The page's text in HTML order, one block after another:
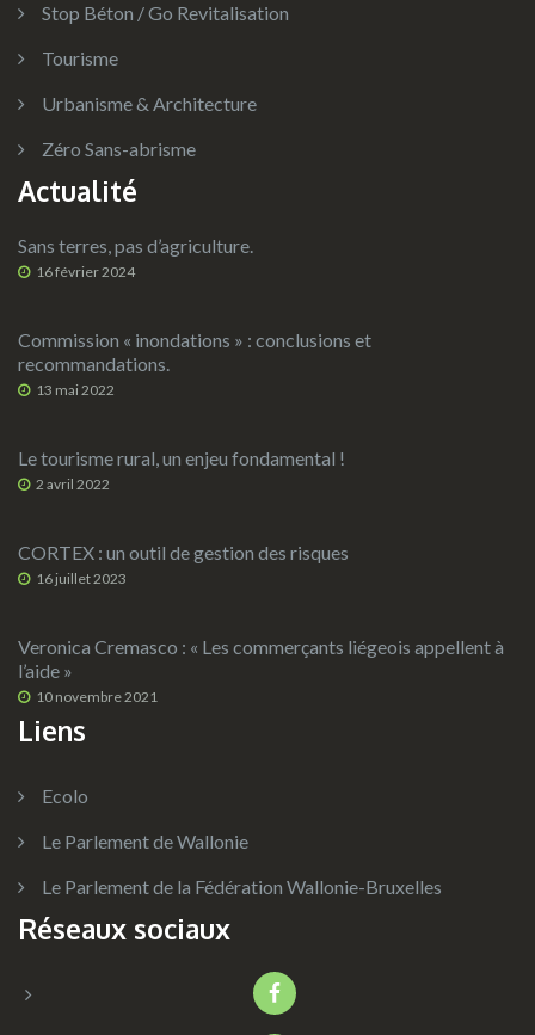
Stop Béton / Go Revitalisation
Tourisme
Urbanisme & Architecture
Zéro Sans-abrisme
Actualité
Sans terres, pas d’agriculture.
16 février 2024
Commission « inondations » : conclusions et
recommandations.
13 mai 2022
Le tourisme rural, un enjeu fondamental !
2 avril 2022
CORTEX : un outil de gestion des risques
16 juillet 2023
Veronica Cremasco : « Les commerçants liégeois appellent à
l’aide »
10 novembre 2021
Liens
Ecolo
Le Parlement de Wallonie
Le Parlement de la Fédération Wallonie-Bruxelles
Réseaux sociaux